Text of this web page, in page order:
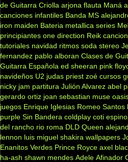
de Guitarra Criolla arjona flauta Maná
canciones infantiles Banda MS
iron maiden Bateria metallica series
principiantes one direction Reik
tutoriales navidad ritmos soda stereo
fernandez pablo alboran Clases de
Guitarra Española ed sheeran pink
navideños U2 judas priest zoé cursos
nicky jam partitura Julión Alvarez abel
gerardo ortiz joan sebastian muse
juegos Enrique Iglesias Romeo Santos
purple Sin Bandera coldplay coti
del rancho rio roma DLD Queen
lennon luis miguel shakira wallpapers
Enanitos Verdes Prince Royce axel
ha-ash shawn mendes Adele Afinador